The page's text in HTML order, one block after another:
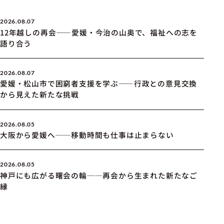
2026.08.07
12年越しの再会――愛媛・今治の山奥で、福祉への志を
語り合う
2026.08.07
愛媛・松山市で困窮者支援を学ぶ――行政との意見交換
から見えた新たな挑戦
2026.08.05
大阪から愛媛へ──移動時間も仕事は止まらない
2026.08.05
神戸にも広がる曙会の輪──再会から生まれた新たなご
縁